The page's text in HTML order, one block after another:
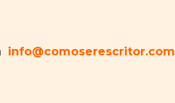
info@comoserescritor.com